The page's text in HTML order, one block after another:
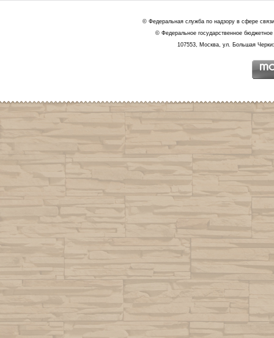
© Федеральная служба по надзору в сфере
© Федеральное государственное
107553, Москва, ул. Большая